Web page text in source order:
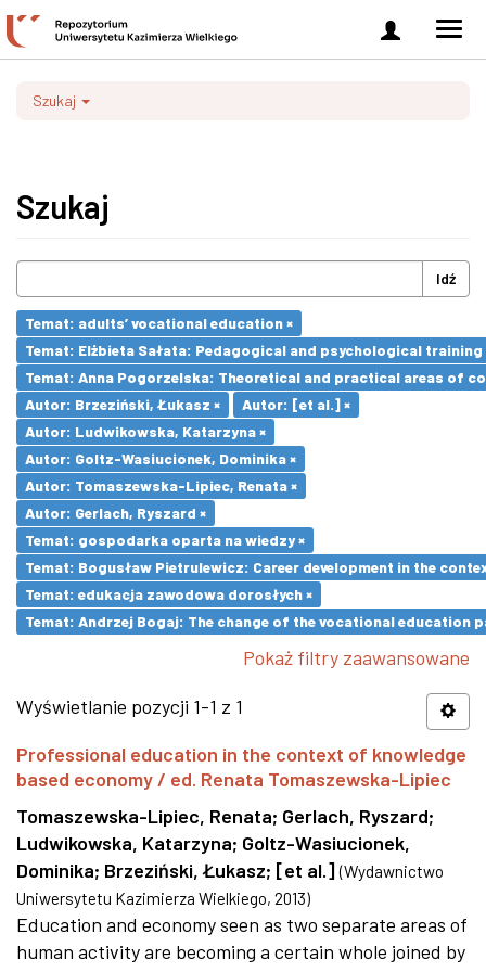
Zaloguj
się
Szukaj
Szukaj
Idź
Temat: adults’ vocational education ×
Temat: Elżbieta Sałata: Pedagogical and psychological
Temat: Anna Pogorzelska: Theoretical and practical areas of
Autor: Brzeziński, Łukasz ×
Autor: [et al.] ×
Autor: Ludwikowska, Katarzyna ×
Autor: Goltz-Wasiucionek, Dominika ×
Autor: Tomaszewska-Lipiec, Renata ×
Autor: Gerlach, Ryszard ×
Temat: gospodarka oparta na wiedzy ×
Temat: Bogusław Pietrulewicz: Career development in the
Temat: edukacja zawodowa dorosłych ×
Temat: Andrzej Bogaj: The change of the vocational education
Pokaż filtry zaawansowane
Wyświetlanie pozycji 1-1 z 1
Professional education in the context of knowledge
based economy / ed. Renata Tomaszewska-Lipiec
Tomaszewska-Lipiec, Renata; Gerlach, Ryszard;
Ludwikowska, Katarzyna; Goltz-Wasiucionek,
Dominika; Brzeziński, Łukasz; [et al.] (Wydawnictwo
Uniwersytetu Kazimierza Wielkiego, 2013)
Education and economy seen as two separate areas of
human activity are becoming a certain whole joined by